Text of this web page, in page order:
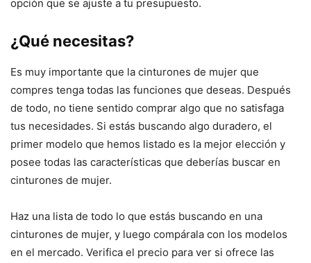
opción que se ajuste a tu presupuesto.
¿Qué necesitas?
Es muy importante que la cinturones de mujer que
compres tenga todas las funciones que deseas. Después
de todo, no tiene sentido comprar algo que no satisfaga
tus necesidades. Si estás buscando algo duradero, el
primer modelo que hemos listado es la mejor elección y
posee todas las características que deberías buscar en
cinturones de mujer.
Haz una lista de todo lo que estás buscando en una
cinturones de mujer, y luego compárala con los modelos
en el mercado. Verifica el precio para ver si ofrece las